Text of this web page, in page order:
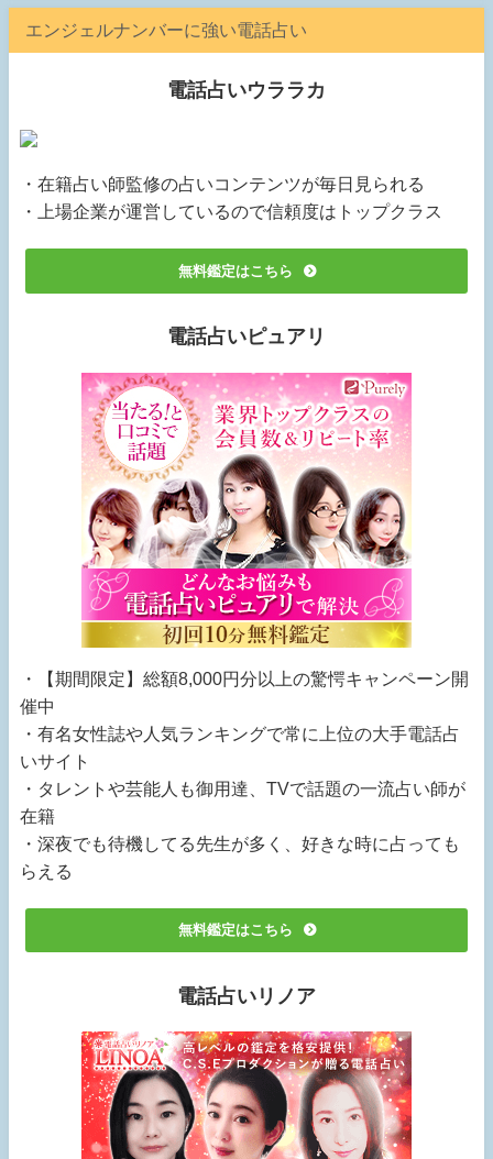
エンジェルナンバーに強い電話占い
電話占いウララカ
・在籍占い師監修の占いコンテンツが毎日見られる
・上場企業が運営しているので信頼度はトップクラス
無料鑑定はこちら
電話占いピュアリ
・【期間限定】総額8,000円分以上の驚愕キャンペーン開
催中
・有名女性誌や人気ランキングで常に上位の大手電話占
いサイト
・タレントや芸能人も御用達、TVで話題の一流占い師が
在籍
・深夜でも待機してる先生が多く、好きな時に占っても
らえる
無料鑑定はこちら
電話占いリノア